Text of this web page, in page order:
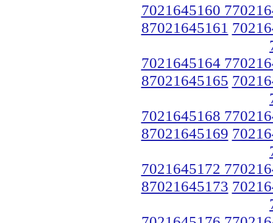
7021645160
87021645161
7021645164
87021645165
7021645168
87021645169
7021645172
87021645173